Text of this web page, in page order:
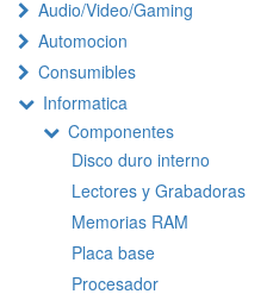
Audio/Video/Gaming
Automocion
Consumibles
Informatica
Componentes
Disco duro interno
Lectores y Grabadoras
Memorias RAM
Placa base
Procesador